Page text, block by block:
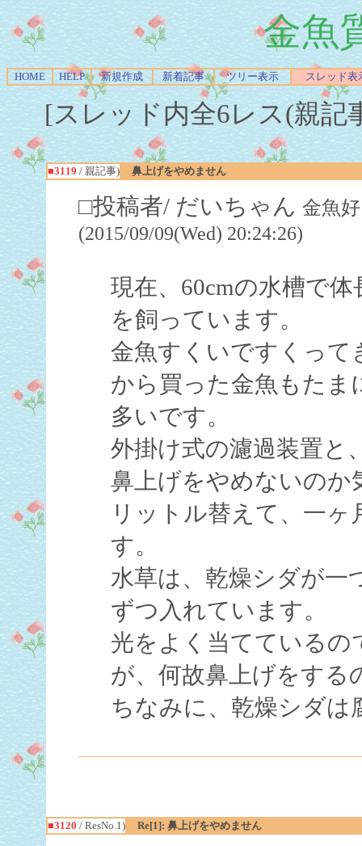
金魚
HOME HELP 新規作成 新着記事 ツリー表示 スレッド表
[スレッド内全6レス(親記
■3119 / 親記事) 鼻上げをやめません
□投稿者/ だいちゃん 金魚
(2015/09/09(Wed) 20:24:26)
現在、60cmの水槽で
を飼っています。
金魚すくいですくって
から買った金魚もたま
多いです。
外掛け式の濾過装置と
鼻上げをやめないのか
リットル替えて、一
す。
水草は、乾燥シダが一
ずつ入れています。
光をよく当てているの
が、何故鼻上げをする
ちなみに、乾燥シダは
■3120 / ResNo.1) Re[1]: 鼻上げをやめません